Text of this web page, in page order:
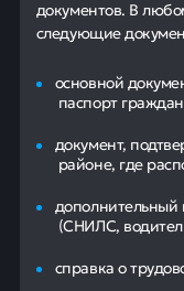
документов. В
следующие
основной
паспорт
документ,
районе, где
(СНИЛС,
справка о